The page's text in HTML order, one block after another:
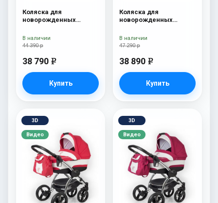
Коляска для
новорожденных
сумка Onyx
44 390 р
38 790 e
Купить
В наличии
Коляска для
новорожденных
Onyx
47 290 р
38 890 e
Купить
В наличии
3D
Видео
3D
Видео